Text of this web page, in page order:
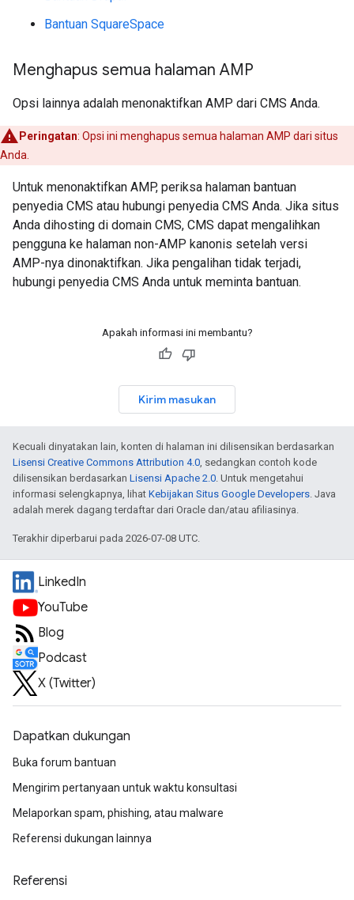
Bantuan SquareSpace
Menghapus semua halaman AMP
Opsi lainnya adalah menonaktifkan AMP dari CMS Anda.
Peringatan: Opsi ini menghapus semua halaman AMP dari situs
Anda.
Untuk menonaktifkan AMP, periksa halaman bantuan
penyedia CMS atau hubungi penyedia CMS Anda. Jika situs
Anda dihosting di domain CMS, CMS dapat mengalihkan
pengguna ke halaman non-AMP kanonis setelah versi
AMP-nya dinonaktifkan. Jika pengalihan tidak terjadi,
hubungi penyedia CMS Anda untuk meminta bantuan.
Apakah informasi ini membantu?
Kirim masukan
Kecuali dinyatakan lain, konten di halaman ini dilisensikan berdasarkan
Lisensi Creative Commons Attribution 4.0, sedangkan contoh kode
dilisensikan berdasarkan Lisensi Apache 2.0. Untuk mengetahui
informasi selengkapnya, lihat Kebijakan Situs Google Developers. Java
adalah merek dagang terdaftar dari Oracle dan/atau afiliasinya.
Terakhir diperbarui pada 2026-07-08 UTC.
LinkedIn
YouTube
Blog
Podcast
X (Twitter)
Dapatkan dukungan
Buka forum bantuan
Mengirim pertanyaan untuk waktu konsultasi
Melaporkan spam, phishing, atau malware
Referensi dukungan lainnya
Referensi